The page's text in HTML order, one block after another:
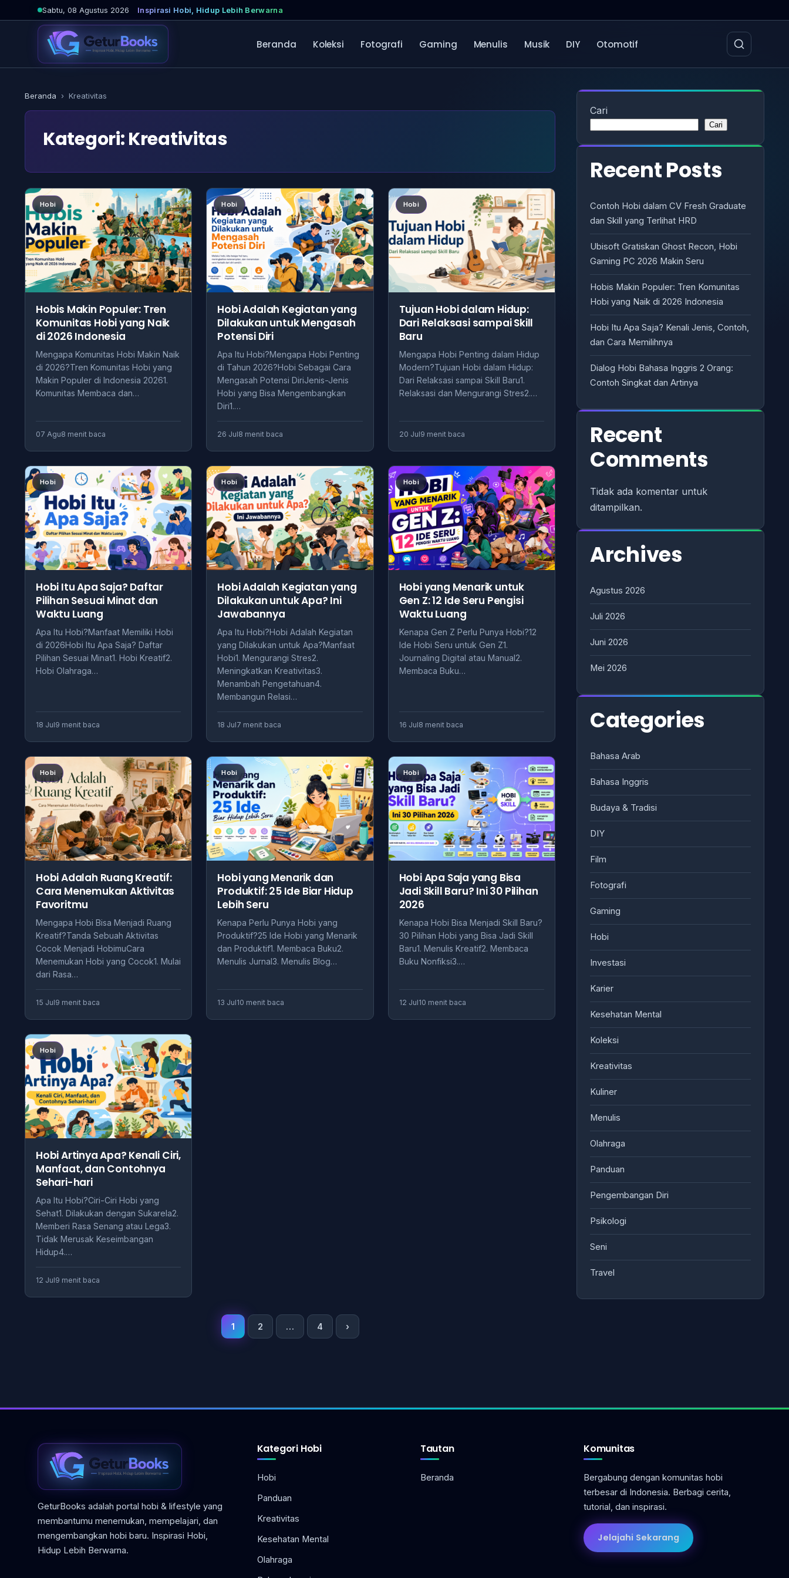
ke
Sabtu, 08 Agustus 2026 Inspirasi Hobi, Hidup Lebih Berwarna
Beranda Koleksi Fotografi Gaming Menulis Musik DIY Otomotif
Beranda › Kreativitas
Kategori:Kreativitas
Hobi
Hobis Makin Populer: Tren
Komunitas Hobi yang Naik
di 2026 Indonesia
Mengapa Komunitas Hobi Makin Naik
di 2026?Tren Komunitas Hobi yang
Makin Populer di Indonesia 20261.
Komunitas Membaca dan…
07 Agu8 menit baca
Hobi
Hobi Adalah Kegiatan yang
Dilakukan untuk Mengasah
Potensi Diri
Apa Itu Hobi?Mengapa Hobi Penting
di Tahun 2026?Hobi Sebagai Cara
Mengasah Potensi DiriJenis-Jenis
Hobi yang Bisa Mengembangkan
Diri1.…
26 Jul8 menit baca
Hobi
Tujuan Hobi dalam Hidup:
Dari Relaksasi sampai Skill
Baru
Mengapa Hobi Penting dalam Hidup
Modern?Tujuan Hobi dalam Hidup:
Dari Relaksasi sampai Skill Baru1.
Relaksasi dan Mengurangi Stres2.…
20 Jul9 menit baca
Hobi
Hobi Itu Apa Saja? Daftar
Pilihan Sesuai Minat dan
Waktu Luang
Apa Itu Hobi?Manfaat Memiliki Hobi
di 2026Hobi Itu Apa Saja? Daftar
Pilihan Sesuai Minat1. Hobi Kreatif2.
Hobi Olahraga…
18 Jul9 menit baca
Hobi
Hobi Adalah Kegiatan yang
Dilakukan untuk Apa? Ini
Jawabannya
Apa Itu Hobi?Hobi Adalah Kegiatan
yang Dilakukan untuk Apa?Manfaat
Hobi1. Mengurangi Stres2.
Meningkatkan Kreativitas3.
Menambah Pengetahuan4.
Membangun Relasi…
18 Jul7 menit baca
Hobi
Hobi yang Menarik untuk
Gen Z: 12 Ide Seru Pengisi
Waktu Luang
Kenapa Gen Z Perlu Punya Hobi?12
Ide Hobi Seru untuk Gen Z1.
Journaling Digital atau Manual2.
Membaca Buku…
16 Jul8 menit baca
Hobi
Hobi Adalah Ruang Kreatif:
Cara Menemukan Aktivitas
Favoritmu
Mengapa Hobi Bisa Menjadi Ruang
Kreatif?Tanda Sebuah Aktivitas
Cocok Menjadi HobimuCara
Menemukan Hobi yang Cocok1. Mulai
dari Rasa…
15 Jul9 menit baca
Hobi
Hobi yang Menarik dan
Produktif: 25 Ide Biar Hidup
Lebih Seru
Kenapa Perlu Punya Hobi yang
Produktif?25 Ide Hobi yang Menarik
dan Produktif1. Membaca Buku2.
Menulis Jurnal3. Menulis Blog…
13 Jul10 menit baca
Hobi
Hobi Apa Saja yang Bisa
Jadi Skill Baru? Ini 30 Pilihan
2026
Kenapa Hobi Bisa Menjadi Skill Baru?
30 Pilihan Hobi yang Bisa Jadi Skill
Baru1. Menulis Kreatif2. Membaca
Buku Nonfiksi3.…
12 Jul10 menit baca
Hobi
Hobi Artinya Apa? Kenali Ciri,
Manfaat, dan Contohnya
Sehari-hari
Apa Itu Hobi?Ciri-Ciri Hobi yang
Sehat1. Dilakukan dengan Sukarela2.
Memberi Rasa Senang atau Lega3.
Tidak Merusak Keseimbangan
Hidup4.…
12 Jul9 menit baca
Paginasi
1 2 … 4 ›
Cari
Cari
Recent Posts
Contoh Hobi dalam CV Fresh Graduate
dan Skill yang Terlihat HRD
Ubisoft Gratiskan Ghost Recon, Hobi
Gaming PC 2026 Makin Seru
Hobis Makin Populer: Tren Komunitas
Hobi yang Naik di 2026 Indonesia
Hobi Itu Apa Saja? Kenali Jenis, Contoh,
dan Cara Memilihnya
Dialog Hobi Bahasa Inggris 2 Orang:
Contoh Singkat dan Artinya
Recent
Comments
Tidak ada komentar untuk
ditampilkan.
Archives
Agustus 2026
Juli 2026
Juni 2026
Mei 2026
Categories
Bahasa Arab
Bahasa Inggris
Budaya & Tradisi
DIY
Film
Fotografi
Gaming
Hobi
Investasi
Karier
Kesehatan Mental
Koleksi
Kreativitas
Kuliner
Menulis
Olahraga
Panduan
Pengembangan Diri
Psikologi
Seni
Travel
GeturBooks adalah portal hobi & lifestyle yang
membantumu menemukan, mempelajari, dan
mengembangkan hobi baru. Inspirasi Hobi,
Hidup Lebih Berwarna.
Kategori Hobi
Hobi
Panduan
Kreativitas
Kesehatan Mental
Olahraga
Tautan
Beranda
Komunitas
Bergabung dengan komunitas hobi
terbesar di Indonesia. Berbagi cerita,
tutorial, dan inspirasi.
Jelajahi Sekarang